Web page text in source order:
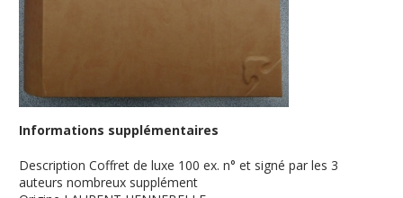
Informations supplémentaires
Description Coffret de luxe 100 ex. n° et signé par les 3
auteurs nombreux supplément